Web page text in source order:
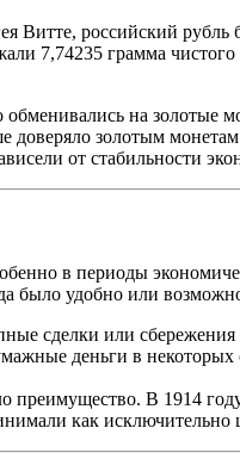
Витте, российский
7,74235 грамма
на золотые
золотым
от стабильности
в периоды
было удобно или
сделки или сбережения
деньги в некоторых
преимущество. В 1914
как исключительно